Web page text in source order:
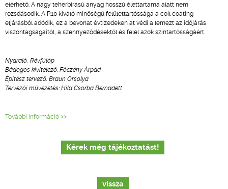
elérhető. A nagy teherbírású anyag hosszú élettartama alatt nem
rozsdásodik. A P.10 kiváló minőségű felülettartóssága a coil coating
eljárásból adódik, ez a bevonat évtizedeken át védi a lemezt az időjárás
viszontagságaitól, a szennyeződésektől és felel azok színtartósságáért.
Nyaraló, Révfülöp
Bádogos kivitelező: Főczény Árpád
Építész tervező: Braun Orsolya
Tervezői művezetés: Hild Csorba Bernadett
További információ >>
Kérek még tájékoztatást!
vissza